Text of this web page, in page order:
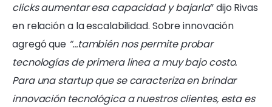
clicks aumentar esa capacidad y bajarla” dijo Rivas
en relación a la escalabilidad. Sobre innovación
agregó que “…también nos permite probar
tecnologías de primera linea a muy bajo costo.
Para una startup que se caracteriza en brindar
innovación tecnológica a nuestros clientes, esta es